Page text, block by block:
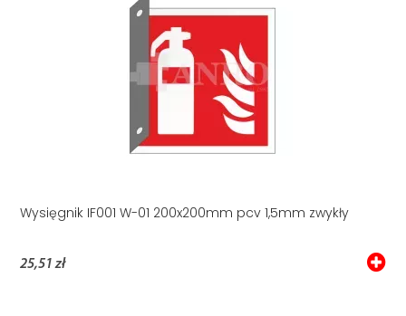
Wysięgnik IF001 W-01 200x200mm pcv 1,5mm zwykły
25,51 zł